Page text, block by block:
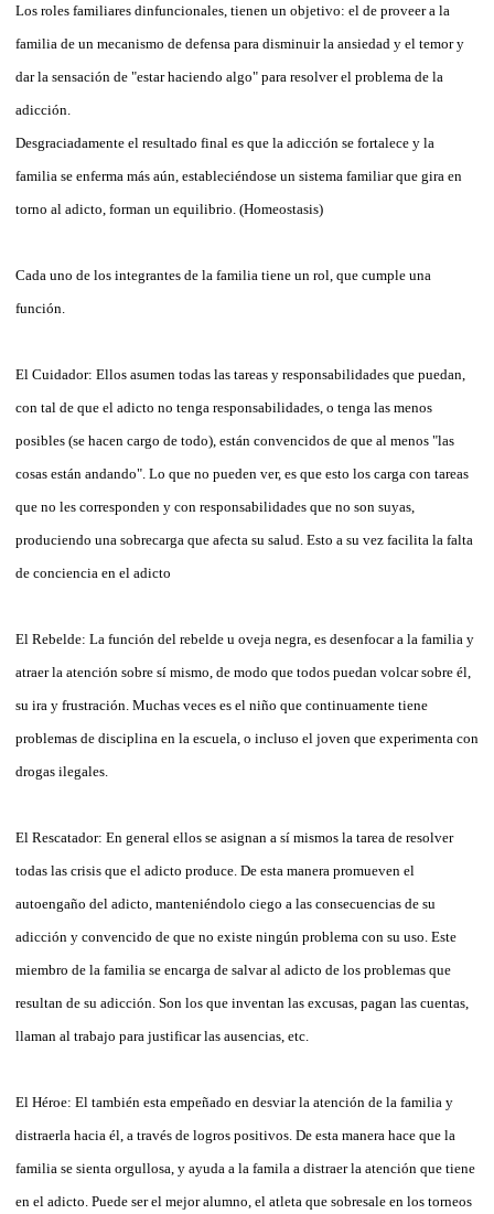
Los roles familiares dinfuncionales, tienen un objetivo: el de proveer a la
familia de un mecanismo de defensa para disminuir la ansiedad y el temor y
dar la sensación de "estar haciendo algo" para resolver el problema de la
adicción.
Desgraciadamente el resultado final es que la adicción se fortalece y la
familia se enferma más aún, estableciéndose un sistema familiar que gira en
torno al adicto, forman un equilibrio. (Homeostasis)
Cada uno de los integrantes de la familia tiene un rol, que cumple una
función.
El Cuidador: Ellos asumen todas las tareas y responsabilidades que puedan,
con tal de que el adicto no tenga responsabilidades, o tenga las menos
posibles (se hacen cargo de todo), están convencidos de que al menos "las
cosas están andando". Lo que no pueden ver, es que esto los carga con tareas
que no les corresponden y con responsabilidades que no son suyas,
produciendo una sobrecarga que afecta su salud. Esto a su vez facilita la falta
de conciencia en el adicto
El Rebelde: La función del rebelde u oveja negra, es desenfocar a la familia y
atraer la atención sobre sí mismo, de modo que todos puedan volcar sobre él,
su ira y frustración. Muchas veces es el niño que continuamente tiene
problemas de disciplina en la escuela, o incluso el joven que experimenta con
drogas ilegales.
El Rescatador: En general ellos se asignan a sí mismos la tarea de resolver
todas las crisis que el adicto produce. De esta manera promueven el
autoengaño del adicto, manteniéndolo ciego a las consecuencias de su
adicción y convencido de que no existe ningún problema con su uso. Este
miembro de la familia se encarga de salvar al adicto de los problemas que
resultan de su adicción. Son los que inventan las excusas, pagan las cuentas,
llaman al trabajo para justificar las ausencias, etc.
El Héroe: El también esta empeñado en desviar la atención de la familia y
distraerla hacia él, a través de logros positivos. De esta manera hace que la
familia se sienta orgullosa, y ayuda a la famila a distraer la atención que tiene
en el adicto. Puede ser el mejor alumno, el atleta que sobresale en los torneos